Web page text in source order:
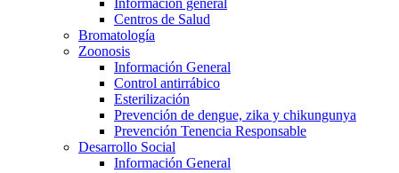
Información general
Centros de Salud
Bromatología
Zoonosis
Información General
Control antirrábico
Esterilización
Prevención de dengue, zika y chikungunya
Prevención Tenencia Responsable
Desarrollo Social
Información General